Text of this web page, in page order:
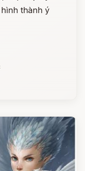
thành ý